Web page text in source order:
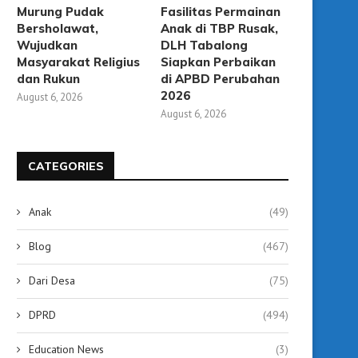
Murung Pudak
Bersholawat,
Wujudkan
Masyarakat Religius
dan Rukun
August 6, 2026
Fasilitas Permainan
Anak di TBP Rusak,
DLH Tabalong
Siapkan Perbaikan
di APBD Perubahan
2026
August 6, 2026
CATEGORIES
Anak (49)
Blog (467)
Dari Desa (75)
DPRD (494)
Education News (3)